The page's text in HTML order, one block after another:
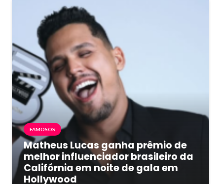
FAMOSOS
Matheus Lucas ganha prêmio de
melhor influenciador brasileiro da
Califórnia em noite de gala em
Hollywood